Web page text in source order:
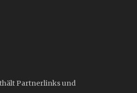
Partnerlinks und